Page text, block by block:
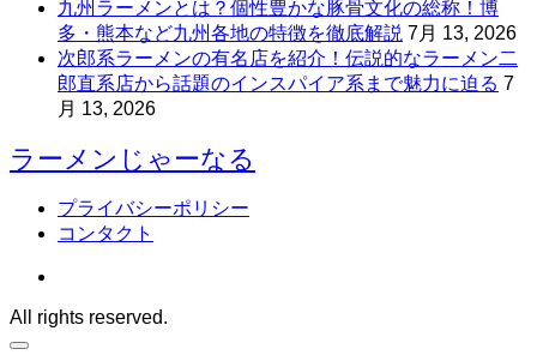
九州ラーメンとは？個性豊かな豚骨文化の総称！博
多・熊本など九州各地の特徴を徹底解説 7月 13, 2026
次郎系ラーメンの有名店を紹介！伝説的なラーメン二
郎直系店から話題のインスパイア系まで魅力に迫る 7
月 13, 2026
ラーメンじゃーなる
プライバシーポリシー
コンタクト
All rights reserved.